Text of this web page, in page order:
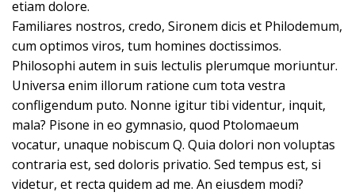
etiam dolore.
Familiares nostros, credo, Sironem dicis et Philodemum,
cum optimos viros, tum homines doctissimos.
Philosophi autem in suis lectulis plerumque moriuntur.
Universa enim illorum ratione cum tota vestra
confligendum puto. Nonne igitur tibi videntur, inquit,
mala? Pisone in eo gymnasio, quod Ptolomaeum
vocatur, unaque nobiscum Q. Quia dolori non voluptas
contraria est, sed doloris privatio. Sed tempus est, si
videtur, et recta quidem ad me. An eiusdem modi?